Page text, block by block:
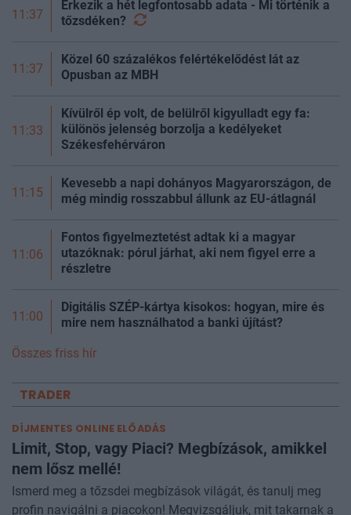
11:37
Érkezik a hét legfontosabb adata - Mi történik a
tőzsdéken?
11:37
Közel 60 százalékos felértékelődést lát az
Opusban az MBH
11:33
Kívülről ép volt, de belülről kigyulladt egy fa:
különös jelenség borzolja a kedélyeket
Székesfehérváron
11:15
Kevesebb a napi dohányos Magyarországon, de
még mindig rosszabbul állunk az EU-átlagnál
11:06
Fontos figyelmeztetést adtak ki a magyar
utazóknak: pórul járhat, aki nem figyel erre a
részletre
11:00
Digitális SZÉP-kártya kisokos: hogyan, mire és
mire nem használhatod a banki újítást?
Összes friss hír
TRADER
DÍJMENTES ONLINE ELŐADÁS
Limit, Stop, vagy Piaci? Megbízások, amikkel
nem lősz mellé!
Ismerd meg a tőzsdei megbízások világát, és tanulj meg
profin navigálni a piacokon! Megvizsgáljuk, mit takarnak a